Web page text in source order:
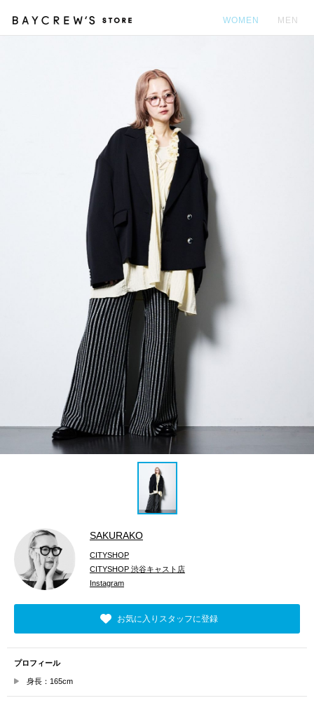
WOMEN MEN
SAKURAKO
CITYSHOP
CITYSHOP 渋谷キャスト店
Instagram
お気に入りスタッフに登録
プロフィール
身長：165cm